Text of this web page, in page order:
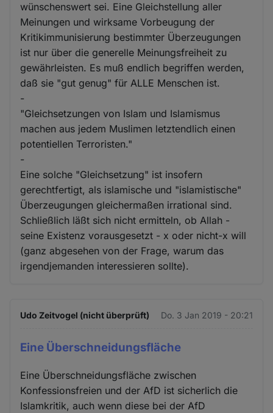
wünschenswert sei. Eine Gleichstellung aller
Meinungen und wirksame Vorbeugung der
Kritikimmunisierung bestimmter Überzeugungen
ist nur über die generelle Meinungsfreiheit zu
gewährleisten. Es muß endlich begriffen werden,
daß sie "gut genug" für ALLE Menschen ist.
-
"Gleichsetzungen von Islam und Islamismus
machen aus jedem Muslimen letztendlich einen
potentiellen Terroristen."
-
Eine solche "Gleichsetzung" ist insofern
gerechtfertigt, als islamische und "islamistische"
Überzeugungen gleichermaßen irrational sind.
Schließlich läßt sich nicht ermitteln, ob Allah -
seine Existenz vorausgesetzt - x oder nicht-x will
(ganz abgesehen von der Frage, warum das
irgendjemanden interessieren sollte).
Udo Zeitvogel (nicht überprüft) Do. 3 Jan 2019 - 20:21
Eine Überschneidungsfläche
Eine Überschneidungsfläche zwischen
Konfessionsfreien und der AfD ist sicherlich die
Islamkritik, auch wenn diese bei der AfD